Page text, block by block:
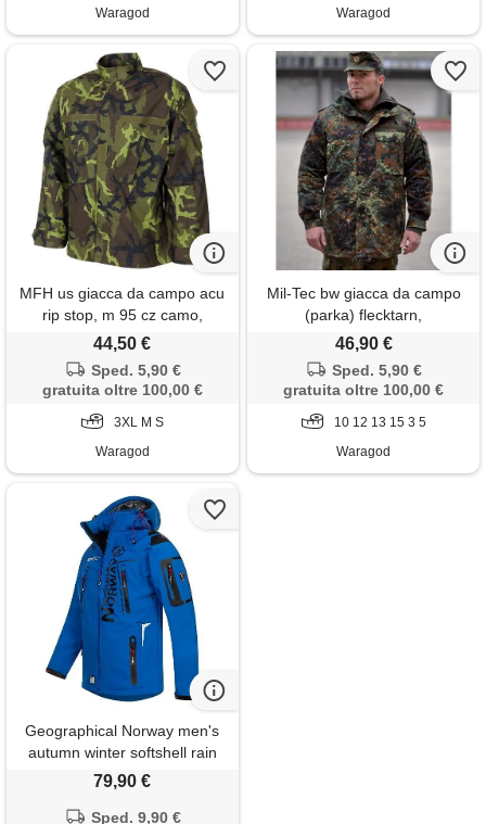
Waragod
Waragod
MFH us giacca da campo acu
rip stop, m 95 cz camo,
44,50 €
Sped. 5,90 €
gratuita oltre 100,00 €
3XL M S
Waragod
Mil-Tec bw giacca da campo
(parka) flecktarn,
46,90 €
Sped. 5,90 €
gratuita oltre 100,00 €
10 12 13 15 3 5
Waragod
Geographical Norway men's
autumn winter softshell rain
outdoor jacket softshell jacket,
79,90 €
Sped. 9,90 €